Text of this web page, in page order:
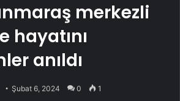
merkezli
hayatını
anıldı
Şubat 6, 2024 0 1